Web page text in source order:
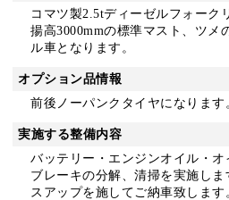
コマツ製2.5tディーゼルフォーク
揚高3000mmの標準マスト、ツメ
ル車となります。
オプション品情報
前後ノーパンクタイヤになります
実施する整備内容
バッテリー・エンジンオイル・オ
ブレーキの分解、清掃を実施し
スアップを施してご納車致します